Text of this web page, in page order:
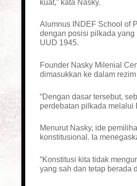
kuat,” kata Nasky.
Alumnus INDEF School of
dengan posisi pilkada
UUD 1945.
Founder Nasky Milenial
dimasukkan ke dalam
“Dengan dasar tersebut,
perdebatan pilkada melalui
Menurut Nasky, ide
konstitusional. Ia
“Konstitusi kita tidak
yang sah dan tetap berada